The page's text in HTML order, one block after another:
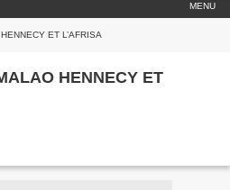
MENU
ET L’AFRISA
HENNECY ET